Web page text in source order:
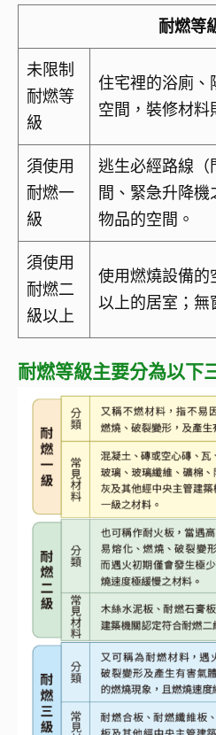
耐燃等
未限制
耐燃等
級
住宅裡的浴廁、
空間，裝修材料
須使用
耐燃一
級
逃生必經路線（
間、緊急升降
物品的空間。
須使用
耐燃二
級以上
使用燃燒設備的
以上的居室；無
耐燃等級主要分為以下